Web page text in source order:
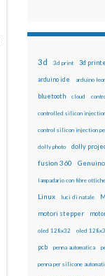
3d 3d print 3d
arduino ide arduino
bluetooth cloud
controlled silicon
control silicon injection
dolly photo dolly
fusion 360 Genuino
lampadario con fibre ottiche
Linux luci di natale
motori stepper
oled 128x32 oled
pcb penna automatica
penna per silicone